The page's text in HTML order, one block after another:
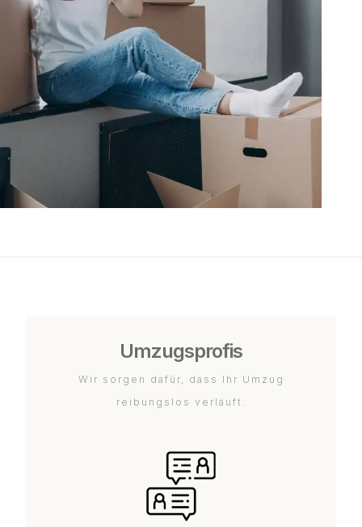
Umzugsprofis
Wir sorgen dafür, dass Ihr Umzug
reibungslos verläuft.